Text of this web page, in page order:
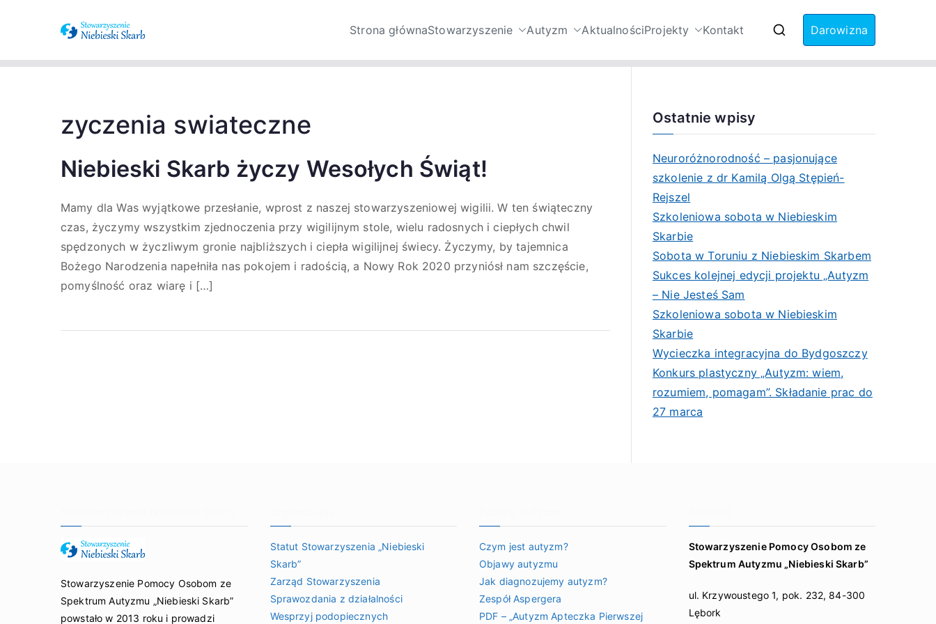
Stowarzyszenie Niebieski Skarb – Zaburzenia ze
Wspieramy osoby z zaburzeniami ze spektrum autyzmu oraz ich opiekunów.
Strona głównaStowarzyszenie Autyzm AktualnościProjekty Kontakt Darowizna
zyczenia swiateczne
Niebieski Skarb życzy Wesołych Świąt!
Mamy dla Was wyjątkowe przesłanie, wprost z naszej stowarzyszeniowej wigilii. W ten świąteczny
czas, życzymy wszystkim zjednoczenia przy wigilijnym stole, wielu radosnych i ciepłych chwil
spędzonych w życzliwym gronie najbliższych i ciepła wigilijnej świecy. Życzymy, by tajemnica
Bożego Narodzenia napełniła nas pokojem i radością, a Nowy Rok 2020 przyniósł nam szczęście,
pomyślność oraz wiarę i […]
Ostatnie wpisy
Neuroróżnorodność – pasjonujące
szkolenie z dr Kamilą Olgą Stępień-
Rejszel
Szkoleniowa sobota w Niebieskim
Skarbie
Sobota w Toruniu z Niebieskim Skarbem
Sukces kolejnej edycji projektu „Autyzm
– Nie Jesteś Sam
Szkoleniowa sobota w Niebieskim
Skarbie
Wycieczka integracyjna do Bydgoszczy
Konkurs plastyczny „Autyzm: wiem,
rozumiem, pomagam”. Składanie prac do
27 marca
Stowarzyszenie Pomocy Osobom ze
Spektrum Autyzmu „Niebieski Skarb”
powstało w 2013 roku i prowadzi
Statut Stowarzyszenia „Niebieski
Skarb”
Zarząd Stowarzyszenia
Sprawozdania z działalności
Wesprzyj podopiecznych
Czym jest autyzm?
Objawy autyzmu
Jak diagnozujemy autyzm?
Zespół Aspergera
PDF – „Autyzm Apteczka Pierwszej
Stowarzyszenie Pomocy Osobom ze
Spektrum Autyzmu „Niebieski Skarb”
ul. Krzywoustego 1, pok. 232, 84-300
Lębork